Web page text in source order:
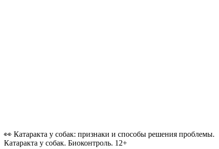
👀 Катаракта у собак: признаки и способы решения проблемы.
Катаракта у собак. Биоконтроль. 12+